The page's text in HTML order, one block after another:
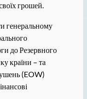
грошей.
генеральному
до Резервного
країни – та
(EOW)